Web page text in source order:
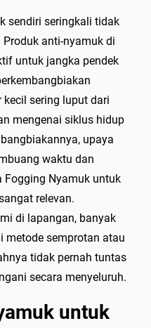
sendiri seringkali tidak
anti-nyamuk di
untuk jangka pendek
sering luput dari
mengenai siklus hidup
upaya
waktu dan
Fogging Nyamuk untuk
relevan.
di lapangan, banyak
metode semprotan atau
tidak pernah tuntas
secara menyeluruh.
untuk